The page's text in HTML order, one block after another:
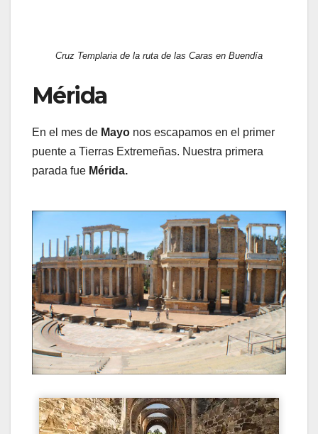
Cruz Templaria de la ruta de las Caras en Buendía
Mérida
En el mes de Mayo nos escapamos en el primer
puente a Tierras Extremeñas. Nuestra primera
parada fue Mérida.